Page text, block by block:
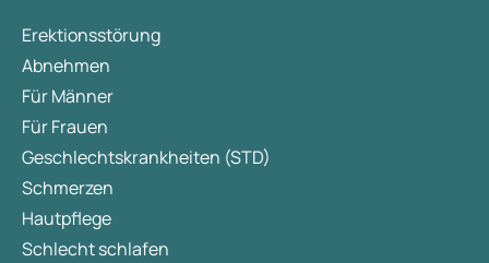
Erektionsstörung
Abnehmen
Für Männer
Für Frauen
Geschlechtskrankheiten (STD)
Schmerzen
Hautpflege
Schlecht schlafen